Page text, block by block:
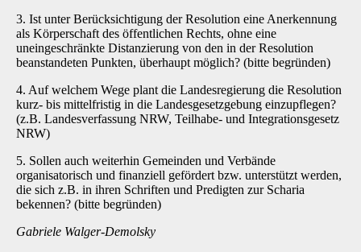
3. Ist unter Berücksichtigung der Resolution eine Anerkennung
als Körperschaft des öffentlichen Rechts, ohne eine
uneingeschränkte Distanzierung von den in der Resolution
beanstandeten Punkten, überhaupt möglich? (bitte begründen)
4. Auf welchem Wege plant die Landesregierung die Resolution
kurz- bis mittelfristig in die Landesgesetzgebung einzupflegen?
(z.B. Landesverfassung NRW, Teilhabe- und Integrationsgesetz
NRW)
5. Sollen auch weiterhin Gemeinden und Verbände
organisatorisch und finanziell gefördert bzw. unterstützt werden,
die sich z.B. in ihren Schriften und Predigten zur Scharia
bekennen? (bitte begründen)
Gabriele Walger-Demolsky